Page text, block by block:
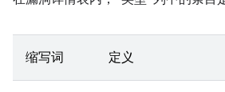
缩写词 定义